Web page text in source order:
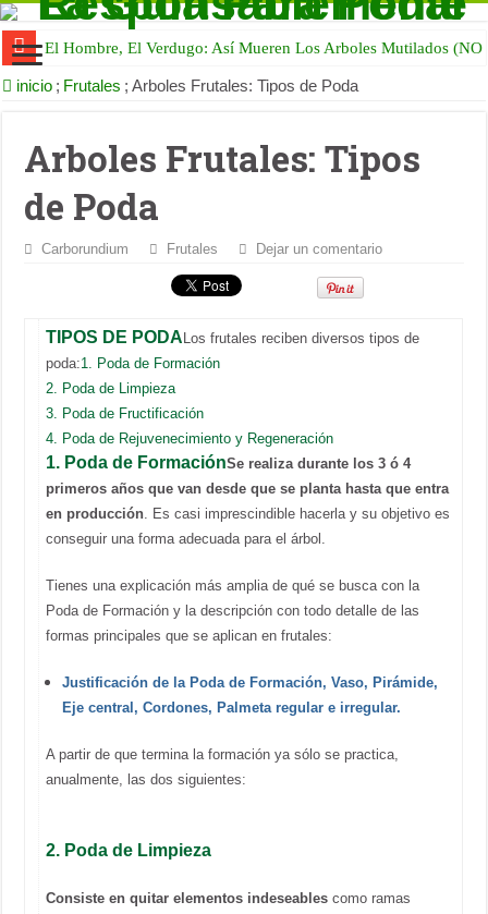
El Hombre, El Verdugo: Así Mueren Los Arboles Mutilados
inicio ; Frutales ; Arboles Frutales: Tipos de Poda
Arboles Frutales: Tipos
de Poda
Carborundium Frutales Dejar un comentario
TIPOS DE PODA Los frutales reciben diversos tipos de
poda:1. Poda de Formación
2. Poda de Limpieza
3. Poda de Fructificación
4. Poda de Rejuvenecimiento y Regeneración
1. Poda de FormaciónSe realiza durante los 3 ó 4
primeros años que van desde que se planta hasta que entra
en producción. Es casi imprescindible hacerla y su objetivo es
conseguir una forma adecuada para el árbol.
Tienes una explicación más amplia de qué se busca con la
Poda de Formación y la descripción con todo detalle de las
formas principales que se aplican en frutales:
Justificación de la Poda de Formación, Vaso, Pirámide,
Eje central, Cordones, Palmeta regular e irregular.
A partir de que termina la formación ya sólo se practica,
anualmente, las dos siguientes:
2. Poda de Limpieza
Consiste en quitar elementos indeseables como ramas